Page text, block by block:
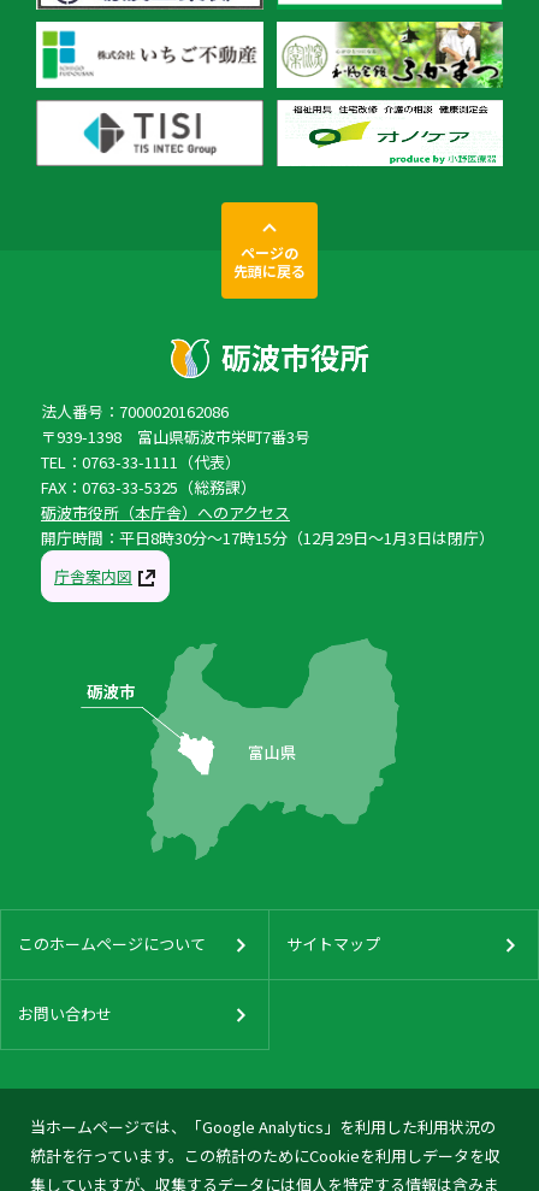
当ホームページでは、「Google Analytics」を利用した利用状況の
統計を行っています。この統計のためにCookieを利用しデータを収
集していますが、収集するデータには個人を特定する情報は含みま
ページの
先頭に戻る
法人番号：7000020162086
〒939-1398 富山県砺波市栄町7番3号
TEL：0763-33-1111（代表）
FAX：0763-33-5325（総務課）
砺波市役所（本庁舎）へのアクセス
開庁時間：平日8時30分〜17時15分（12月29日〜1月3日は閉庁）
庁舎案内図
このホームページについて サイトマップ
お問い合わせ